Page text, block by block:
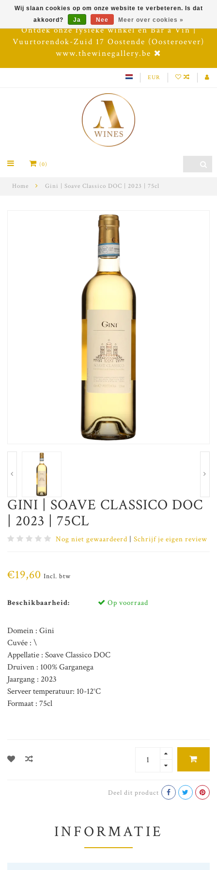
Ontdek onze fysieke winkel en Bar à Vin |
Vuurtorendok-Zuid 17 Oostende (Oosteroever)
www.thewinegallery.be
EUR
(0)
Home Gini | Soave Classico DOC | 2023 | 75cl
GINI | SOAVE CLASSICO DOC
| 2023 | 75CL
Nog niet gewaardeerd | Schrijf je eigen review
€19,60 Incl. btw
Beschikbaarheid: Op voorraad
Domein : Gini
Cuvée : \
Appellatie : Soave Classico DOC
Druiven : 100% Garganega
Jaargang : 2023
Serveer temperatuur: 10-12°C
Formaat : 75cl
Deel dit product
INFORMATIE
Wij slaan cookies op om onze website te verbeteren. Is dat
akkoord?
Ja Nee Meer over cookies »